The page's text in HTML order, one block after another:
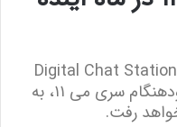
طبق اطلاعاتی که به تازگی توسط Digital Chat Station
منتشر شده، شیائومی با معرفی زودهنگام سری می ۱۱، به